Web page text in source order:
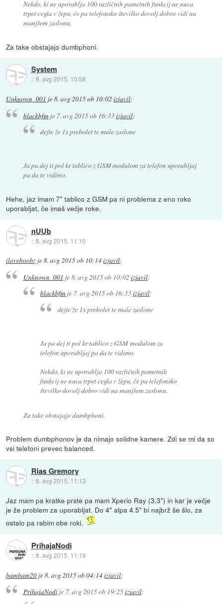
Nekdo, ki ne uporablja 100 različnih pametnih funkcij ne nuca
trpet cegla v žepu, če pa telefonsko številko dovolj dobro vidi na
manjšem zaslonu.
Za take obstajajo dumbphoni.
System
::8. avg 2015, 10:58
Unknown_001 je8. avg 2015 ob 10:02 izjavil:
blackbfmje 7. avg 2015 ob 16:33izjavil:
dejte že 1x prebolet te male zaslone
Ja pa dej ti pol kr tablico z GSM modulom za telefon uporabljaj
pa da te vidimo.
Hehe, jaz imam 7" tablico z GSM pa ni problema z eno roko
uporabljat, če imaš večje roke.
nUUb
::8. avg 2015, 11:10
iloveboobz je8. avg 2015 ob 10:14izjavil:
Unknown_001 je8. avg 2015 ob 10:02 izjavil:
blackbfm je 7. avg 2015 ob 16:33izjavil:
dejte že 1x prebolet te male zaslone
Ja pa dej ti pol kr tablico z GSM modulom za
telefon uporabljaj pa da te vidimo.
Nekdo, ki ne uporablja 100 različnih pametnih
funkcij ne nuca trpet cegla v žepu, če pa telefonsko
številko dovolj dobro vidi na manjšem zaslonu.
Za take obstajajo dumbphoni.
Problem dumbphonov je da nimajo solidne kamere. Zdi se mi da so
vsi telefoni prevec balanced.
Rias Gremory
::8. avg 2015, 11:13
Jaz mam pa kratke prste pa mam Xperio Ray (3.3") in kar je večje
je že problem za uporabljat. Do 4" alpa 4.5" bi najbrž še šlo, za
ostalo pa rabim obe roki.
PrihajaNodi
::8. avg 2015, 11:19
bambam20 je8. avg 2015 ob 04:14izjavil:
PrihajaNodije 7. avg 2015 ob 19:25izjavil: